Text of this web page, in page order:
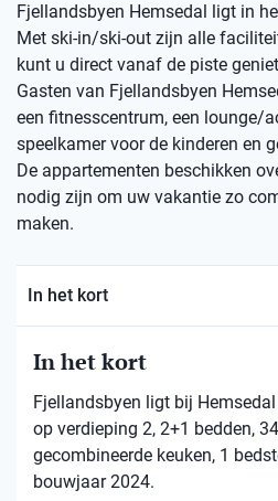
Fjellandsbyen Hemsedal ligt in
Met ski-in/ski-out zijn alle
kunt u direct vanaf de piste
Gasten van Fjellandsbyen
een fitnesscentrum, een lounge/
speelkamer voor de kinderen en
De appartementen beschikken
nodig zijn om uw vakantie zo
maken.
In het kort
In het kort
Fjellandsbyen ligt bij
op verdieping 2, 2+1 bedden,
gecombineerde keuken, 1
bouwjaar 2024.